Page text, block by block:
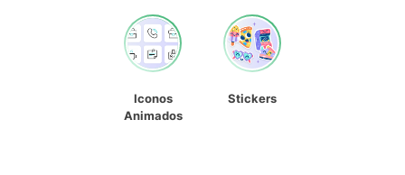
Iconos
Animados
Stickers